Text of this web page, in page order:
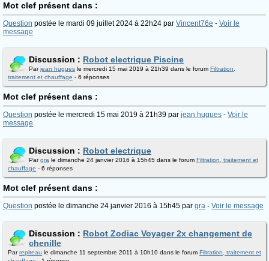
Mot clef présent dans :
Question postée le mardi 09 juillet 2024 à 22h24 par Vincent76e - Voir le
message
Discussion : Robot electrique Piscine
Parjean hugues le mercredi 15 mai 2019 à 21h39 dans le forum Filtration,
traitement et chauffage - 6 réponses
Mot clef présent dans :
Question postée le mercredi 15 mai 2019 à 21h39 par jean hugues - Voir le
message
Discussion : Robot electrique
Pargra le dimanche 24 janvier 2016 à 15h45 dans le forum Filtration, traitement et
chauffage - 6 réponses
Mot clef présent dans :
Question postée le dimanche 24 janvier 2016 à 15h45 par gra - Voir le message
Discussion : Robot Zodiac Voyager 2x changement de
chenille
Parrepiteau le dimanche 11 septembre 2011 à 10h10 dans le forum Filtration, traitement et